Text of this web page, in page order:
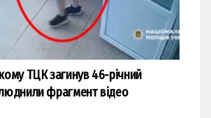
ТЦК загинув 46-річний
фрагмент відео